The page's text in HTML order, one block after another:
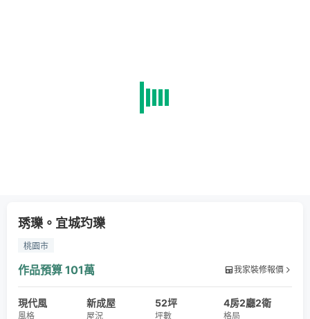
琇瓅。宜城玓瓅
桃園市
作品預算 101萬 我家裝修報價
現代風
風格
新成屋
屋況
52坪
坪數
4房2廳2衛
格局